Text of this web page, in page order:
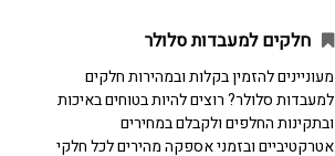
חלקים למעבדות סלולר
מעוניינים להזמין בקלות ובמהירות חלקים
למעבדות סלולר? רוצים להיות בטוחים באיכות
ובתקינות החלפים ולקבלם במחירים
אטרקטיביים ובזמני אספקה מהירים לכל חלקי